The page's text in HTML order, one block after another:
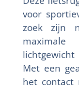
voor
zoek zijn
Met een
het contact